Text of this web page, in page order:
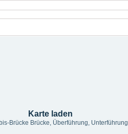
Karte laden
Brücke Brücke, Überführung, Unterführung